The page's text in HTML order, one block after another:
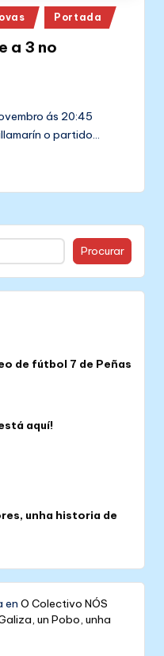
Portada
a 3 no
ás 20:45
o partido…
Procurar
de fútbol 7 de Peñas
aquí!
unha historia de
enO Colectivo NÓS
un Pobo, unha